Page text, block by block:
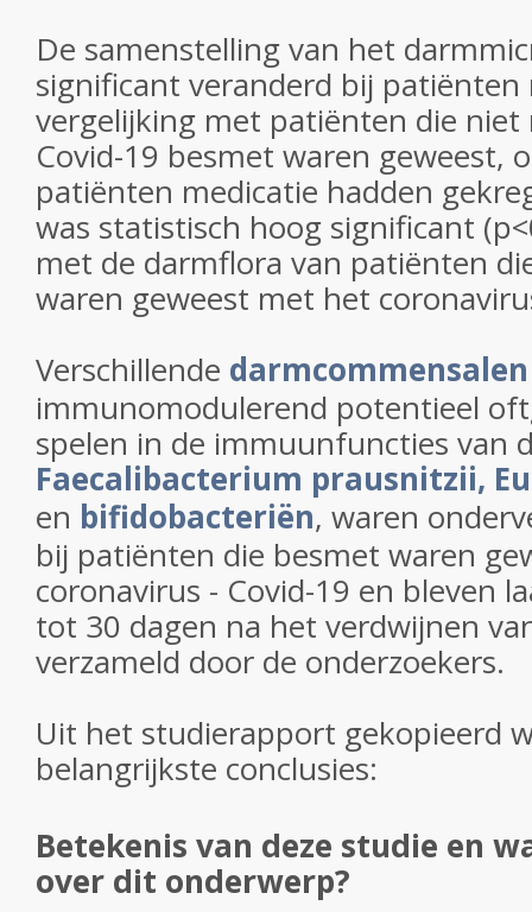
De samenstelling van het
significant veranderd bij patiënten
vergelijking met patiënten die niet
Covid-19 besmet waren geweest,
patiënten medicatie hadden
was statistisch hoog significant
met de darmflora van patiënten
waren geweest met het
Verschillende darmcommensalen
immunomodulerend potentieel
spelen in de immuunfuncties van
Faecalibacterium prausnitzii,
en bifidobacteriën, waren
bij patiënten die besmet waren
coronavirus - Covid-19 en bleven
tot 30 dagen na het verdwijnen
verzameld door de onderzoekers.
Uit het studierapport gekopieerd
belangrijkste conclusies:
Betekenis van deze studie en
over dit onderwerp?